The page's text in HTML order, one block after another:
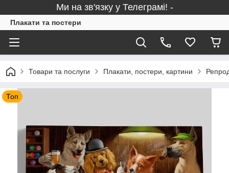
Ми на зв'язку у Телеграмі! -
Плакати та постери
Товари та послуги Плакати, постери, картини
Топ